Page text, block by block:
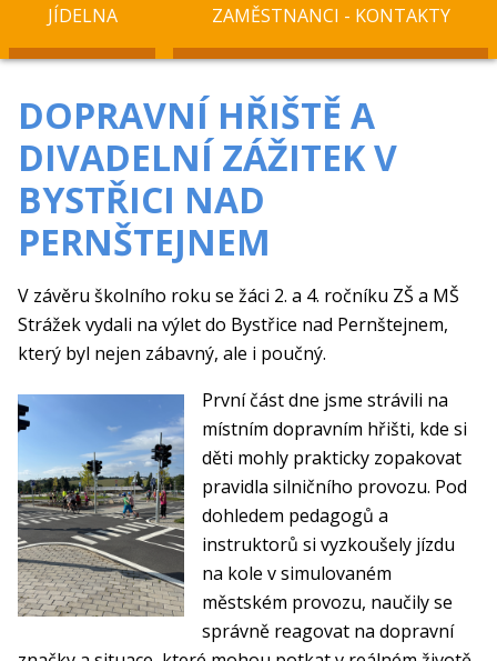
JÍDELNA ZAMĚSTNANCI - KONTAKTY
DOPRAVNÍ HŘIŠTĚ A
DIVADELNÍ ZÁŽITEK V
BYSTŘICI NAD
PERNŠTEJNEM
V závěru školního roku se žáci 2. a 4. ročníku ZŠ a MŠ
Strážek vydali na výlet do Bystřice nad Pernštejnem,
který byl nejen zábavný, ale i poučný.
První část dne jsme strávili na
místním dopravním hřišti, kde si
děti mohly prakticky zopakovat
pravidla silničního provozu. Pod
dohledem pedagogů a
instruktorů si vyzkoušely jízdu
na kole v simulovaném
městském provozu, naučily se
správně reagovat na dopravní